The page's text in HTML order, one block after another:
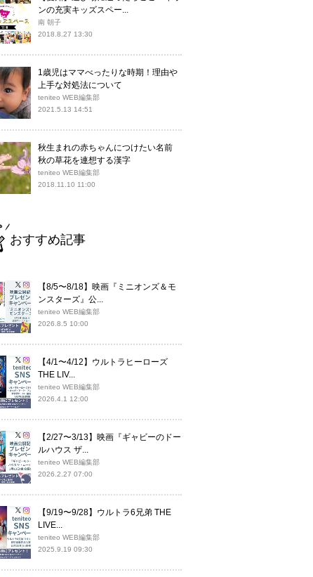
ンの充実キッズスペー...
南 朝子
2018.8.27 13:30
1歳児はママべったりな時期！理由や
上手な対処法について
teniteo WEB編集部
2021.5.13 14:51
秋生まれの赤ちゃんにつけたい名前
秋の草花を連想する漢字
teniteo WEB編集部
2018.11.10 11:00
おすすめ記事
【8/5〜8/18】映画『ミニオンズ＆モ
ンスターズ』公...
teniteo WEB編集部
2026.8.5 10:00
【4/1〜4/12】ウルトラヒーローズ
THE LIV...
teniteo WEB編集部
2026.4.1 12:00
【2/27〜3/13】映画『ギャビーのドー
ルハウス ザ...
teniteo WEB編集部
2026.2.27 07:00
【9/19〜9/28】ウルトラ6兄弟 THE
LIVE...
teniteo WEB編集部
2025.9.19 09:30